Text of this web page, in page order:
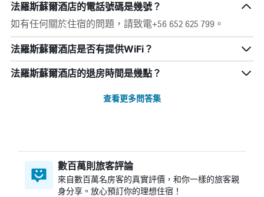
法羅斯蘇爾酒店的電話號碼是幾號？
如有任何關於住宿的問題，請致電+56 652 625 799。
法羅斯蘇爾酒店是否有提供WiFi？
法羅斯蘇爾酒店的退房時間是幾點？
查看更多問答集
數百萬則旅客評論
來自數百萬名房客的真實評價，和你一樣的旅客親
身分享。放心預訂你的理想住宿！